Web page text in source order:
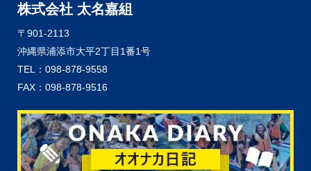
株式会社 太名嘉組
〒901-2113
沖縄県浦添市大平2丁目1番1号
TEL：098-878-9558
FAX：098-878-9516